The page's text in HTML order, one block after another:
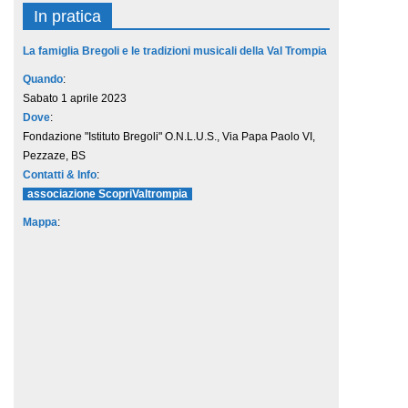
In pratica
La famiglia Bregoli e le tradizioni musicali della Val Trompia
Quando:
Sabato 1 aprile 2023
Dove:
Fondazione "Istituto Bregoli" O.N.L.U.S., Via Papa Paolo VI,
Pezzaze, BS
Contatti & Info:
associazione ScopriValtrompia
Mappa: